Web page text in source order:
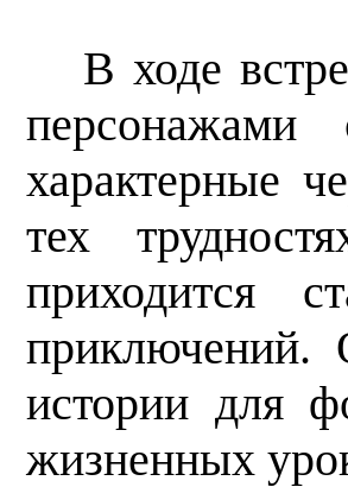
В ходе
характерные
тех
приходится
приключений.
истории для
жизненных